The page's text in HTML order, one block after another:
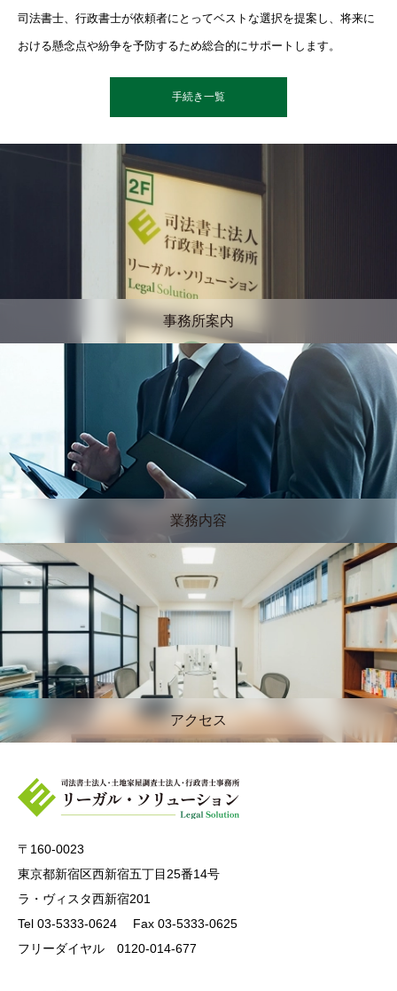
司法書士、行政書士が依頼者にとってベストな選択を提案し、将来に
おける懸念点や紛争を予防するため総合的にサポートします。
手続き一覧
事務所案内
業務内容
アクセス
〒160-0023
東京都新宿区西新宿五丁目25番14号
ラ・ヴィスタ西新宿201
Tel 03-5333-0624 Fax 03-5333-0625
フリーダイヤル 0120-014-677